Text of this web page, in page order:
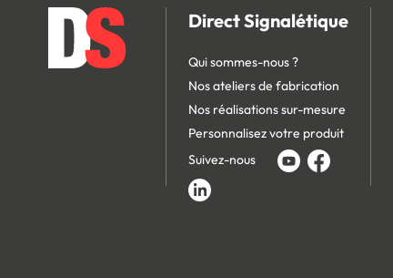
Direct Signalétique
Qui sommes-nous ?
Nos ateliers de fabrication
Nos réalisations sur-mesure
Personnalisez votre produit
Suivez-nous